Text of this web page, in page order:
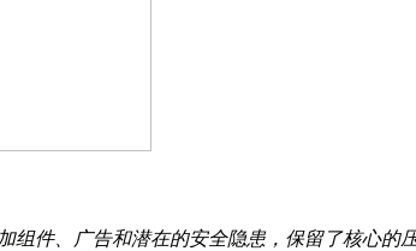
组件、广告和潜在的安全隐患，保留了核心